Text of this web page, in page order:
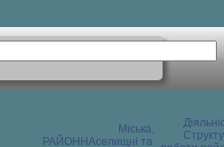
РАЙОННА
Міська,
селищні та